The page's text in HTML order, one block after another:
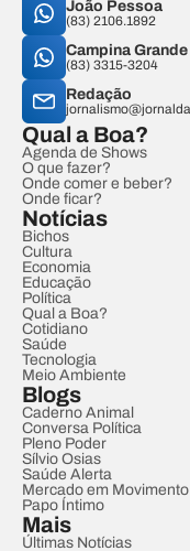
João Pessoa
(83) 2106.1892
Campina Grande
(83) 3315-3204
Redação
Qual a Boa?
Agenda de Shows
O que fazer?
Onde comer e beber?
Onde ficar?
Notícias
Bichos
Cultura
Economia
Educação
Política
Qual a Boa?
Cotidiano
Saúde
Tecnologia
Meio Ambiente
Blogs
Caderno Animal
Conversa Política
Pleno Poder
Sílvio Osias
Saúde Alerta
Mercado em Movimento
Papo Íntimo
Mais
Últimas Notícias